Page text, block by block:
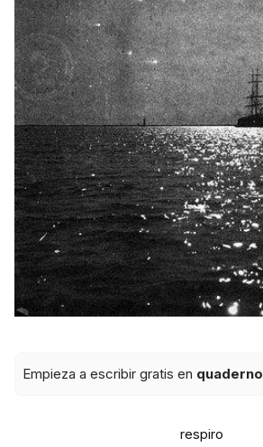
Empieza a escribir gratis en quaderno
respiro